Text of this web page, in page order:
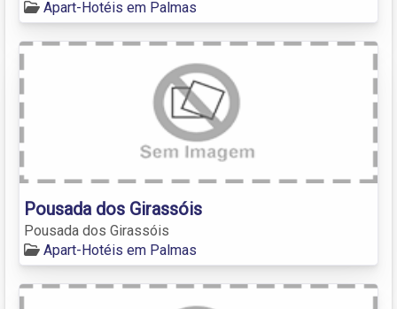
Apart-Hotéis em Palmas
Pousada dos Girassóis
Pousada dos Girassóis
Apart-Hotéis em Palmas